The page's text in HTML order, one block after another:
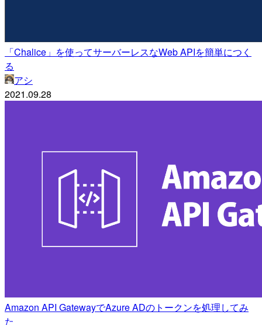
「Chalice」を使ってサーバーレスなWeb APIを簡単につく
る
アシ
2021.09.28
Amazon API GatewayでAzure ADのトークンを処理してみ
た